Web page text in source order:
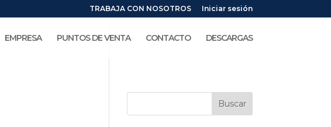
TRABAJA CON NOSOTROS Iniciar sesión
EMPRESA PUNTOS DE VENTA CONTACTO DESCARGAS
Buscar